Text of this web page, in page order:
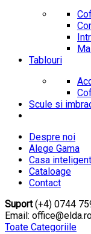
Tablouri
Scule si
Despre noi
Alege Gama
Casa
Cataloage
Contact
Suport(+4) 0744
Email:
Toate Categoriile